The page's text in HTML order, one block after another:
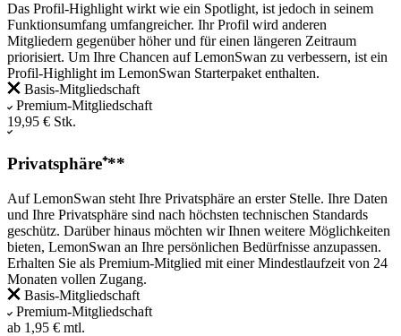
Das Profil-Highlight wirkt wie ein Spotlight, ist jedoch in seinem
Funktionsumfang umfangreicher. Ihr Profil wird anderen
Mitgliedern gegenüber höher und für einen längeren Zeitraum
priorisiert. Um Ihre Chancen auf LemonSwan zu verbessern, ist ein
Profil-Highlight im LemonSwan Starterpaket enthalten.
Basis-Mitgliedschaft
Premium-Mitgliedschaft
19,95 € Stk.
Privatsphäre⁺**
Auf LemonSwan steht Ihre Privatsphäre an erster Stelle. Ihre Daten
und Ihre Privatsphäre sind nach höchsten technischen Standards
geschütz. Darüber hinaus möchten wir Ihnen weitere Möglichkeiten
bieten, LemonSwan an Ihre persönlichen Bedürfnisse anzupassen.
Erhalten Sie als Premium-Mitglied mit einer Mindestlaufzeit von 24
Monaten vollen Zugang.
Basis-Mitgliedschaft
Premium-Mitgliedschaft
ab 1,95 € mtl.